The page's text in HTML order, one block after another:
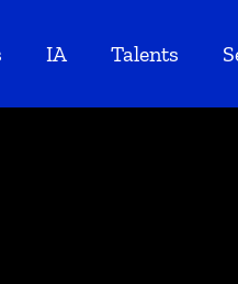
IA Talents